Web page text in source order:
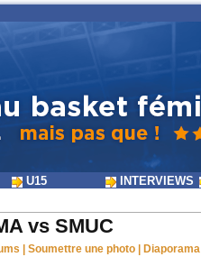
U15 INTERVIEWS
vs SMUC
Soumettre une photo Diaporama